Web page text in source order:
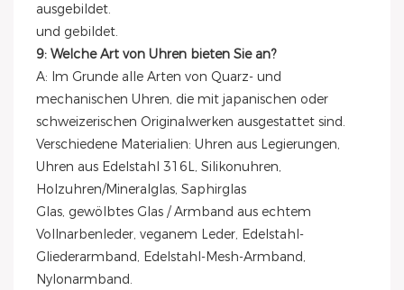
ausgebildet.
und gebildet.
9: Welche Art von Uhren bieten Sie an?
A: Im Grunde alle Arten von Quarz- und
mechanischen Uhren, die mit japanischen oder
schweizerischen Originalwerken ausgestattet sind.
Verschiedene Materialien: Uhren aus Legierungen,
Uhren aus Edelstahl 316L, Silikonuhren,
Holzuhren/Mineralglas, Saphirglas
Glas, gewölbtes Glas / Armband aus echtem
Vollnarbenleder, veganem Leder, Edelstahl-
Gliederarmband, Edelstahl-Mesh-Armband,
Nylonarmband.